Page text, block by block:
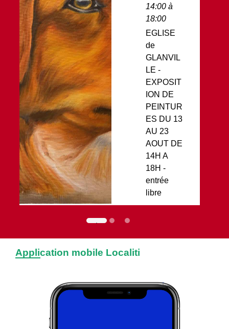
14:00 à
18:00
EGLISE
de
GLANVIL
LE -
EXPOSIT
ION DE
PEINTUR
ES DU 13
AU 23
AOUT DE
14H A
18H -
entrée
libre
Application mobile Localiti